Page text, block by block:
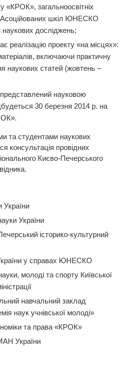
«КРОК», загальноосвітніх
Асоційованих шкіл ЮНЕСКО
досліджень;
реалізацію проекту «на місцях»:
включаючи практичну
наукових статей (жовтень –
науковою
30 березня 2014 р. на
та студентами наукових
консультація провідних
Києво-Печерського
України
України
історико-культурний
у справах ЮНЕСКО
молоді та спорту Київської
навчальний заклад
наук учнівської молоді»
та права «КРОК»
України